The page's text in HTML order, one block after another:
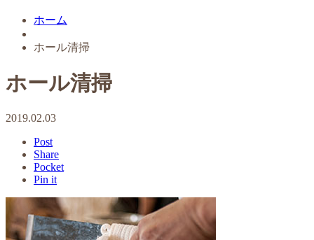
ホーム
ホール清掃
ホール清掃
2019.02.03
Post
Share
Pocket
Pin it